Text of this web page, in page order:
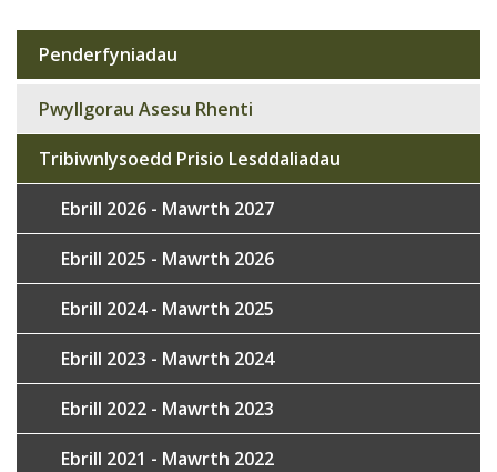
Sub
navigation
Penderfyniadau
Pwyllgorau Asesu Rhenti
Tribiwnlysoedd Prisio Lesddaliadau
Ebrill 2026 - Mawrth 2027
Ebrill 2025 - Mawrth 2026
Ebrill 2024 - Mawrth 2025
Ebrill 2023 - Mawrth 2024
Ebrill 2022 - Mawrth 2023
Ebrill 2021 - Mawrth 2022